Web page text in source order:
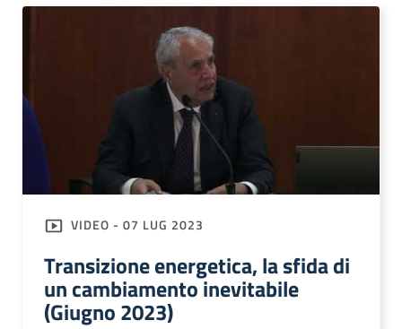
VIDEO - 07 LUG 2023
Transizione energetica, la sfida di
un cambiamento inevitabile
(Giugno 2023)